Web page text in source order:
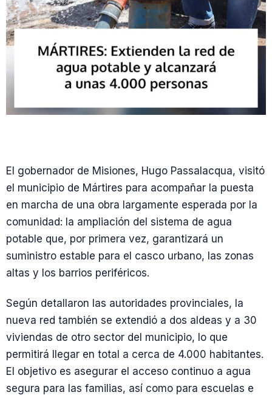
El gobernador de Misiones, Hugo Passalacqua, visitó
el municipio de Mártires para acompañar la puesta
en marcha de una obra largamente esperada por la
comunidad: la ampliación del sistema de agua
potable que, por primera vez, garantizará un
suministro estable para el casco urbano, las zonas
altas y los barrios periféricos.
Según detallaron las autoridades provinciales, la
nueva red también se extendió a dos aldeas y a 30
viviendas de otro sector del municipio, lo que
permitirá llegar en total a cerca de 4.000 habitantes.
El objetivo es asegurar el acceso continuo a agua
segura para las familias, así como para escuelas e